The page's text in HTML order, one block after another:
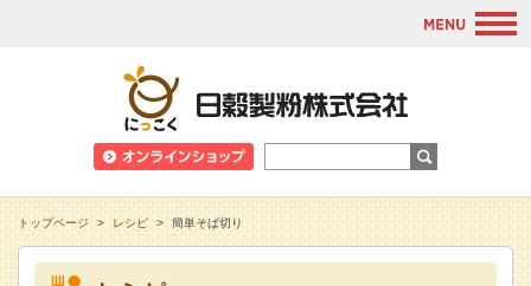
トップページ > レシピ > 簡単そば切り